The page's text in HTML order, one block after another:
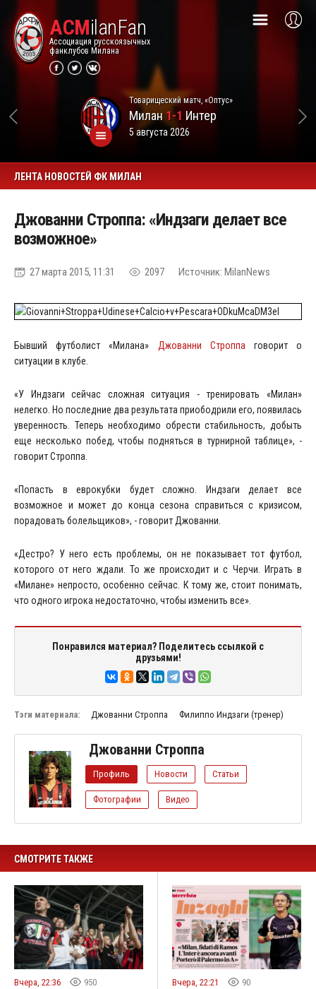
ACMilanFan
Ассоциация русскоязычных
фанклубов Милана
Товарищеский матч, «Оптус»
Милан1-1 Интер
5 августа 2026
ЛЕНТА НОВОСТЕЙ ФК МИЛАН
Джованни Строппа: «Индзаги делает все
возможное»
27 марта 2015, 11:31 2097 Источник: MilanNews
Бывший футболист «Милана» Джованни Строппа говорит о
ситуации в клубе.
«У Индзаги сейчас сложная ситуация - тренировать «Милан»
нелегко. Но последние два результата приободрили его, появилась
уверенность. Теперь необходимо обрести стабильность, добыть
еще несколько побед, чтобы подняться в турнирной таблице», -
говорит Строппа.
«Попасть в еврокубки будет сложно. Индзаги делает все
возможное и может до конца сезона справиться с кризисом,
порадовать болельщиков», - говорит Джованни.
«Дестро? У него есть проблемы, он не показывает тот футбол,
которого от него ждали. То же происходит и с Черчи. Играть в
«Милане» непросто, особенно сейчас. К тому же, стоит понимать,
что одного игрока недостаточно, чтобы изменить все».
Понравился материал? Поделитесь ссылкой с
друзьями!
Тэги материала: Джованни Строппа Филиппо Индзаги (тренер)
Джованни Строппа
Профиль Новости Статьи
Фотографии Видео
СМОТРИТЕ ТАКЖЕ
Вчера, 22:36 950 Вчера, 22:21 90